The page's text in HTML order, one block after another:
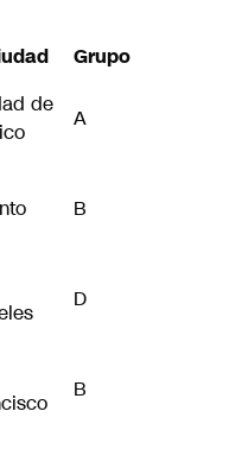
Grupo
de
A
B
D
B